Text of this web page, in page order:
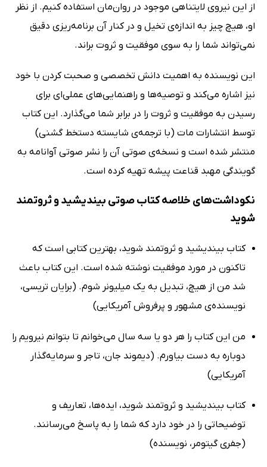
از این نیروی لایتناهی موجود در روان‌مان استفاده کنیم. از نظر
او، هیچ چیز به اندازه‌ی تخیل و در کنار آن برنامه‌ریزی دقیق
نمی‌تواند شما را به سوی موفقیت و ثروت براند.
این نویسنده به اهمیت دانش تخصصی و صحبت کردن با خود
نیز اشاره می‌کند و توصیه‌ها و راهنمایی‌های عملی‌ای برای
رسیدن به موفقیت و ثروت را در برابر شما می‌گذارد. این کتاب
توسط انتشارات مات (با ترجمه‌ی شایسته دستخط گشنی)
منتشر شده است و نسخه‌ی صوتی آن را نشر صوتی آوانامه به
گویندگی مهبد قناعت پیشه تهیه کرده است.
نکوداشت‌های خلاصه کتاب صوتی بیندیشید و ثروتمند
شوید
کتاب بیندیشید و ثروتمند شوید، بهترین کتابی است که
تاکنون در مورد موفقیت نوشته شده است. این کتاب باعث
شد من از هیچ، تبدیل به یک میلیونر شوم. (برایان تریسی،
نویسنده‌ی مشهور و پرفروش آمریکایی)
من این کتاب را هر دو یا سه سال می‌خوانم تا بتوانم نیرویم را
دوباره به دست بیاورم. (دیموند جان، تاجر و سرمایه‌گذار
آمریکایی)
کتاب بیندیشید و ثروتمند شوید، ایده‌ها، تعاریف و
توضیحاتی را در خود دارد که شما را به پاسخ می‌رسانند.
(جفری گیتومر، نویسنده)